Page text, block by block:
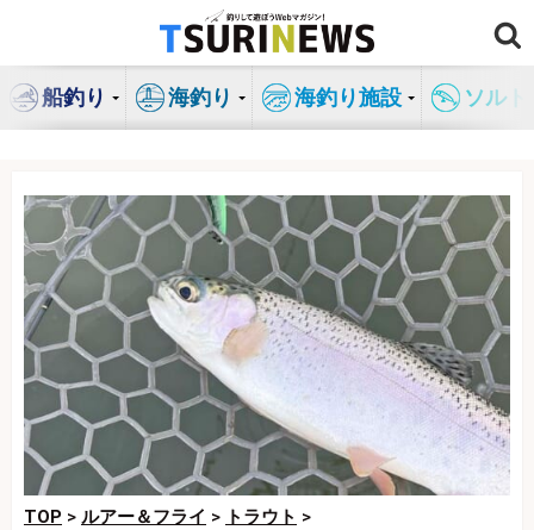
ン
船釣り 海釣り 海釣り施設 ソル
TOP > ルアー＆フライ > トラウト >